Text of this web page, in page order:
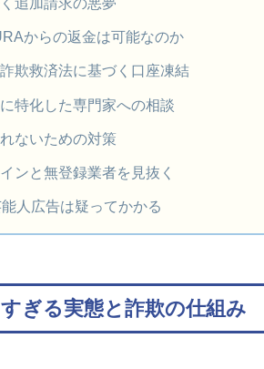
からの返金は可能なのか
欺救済法に基づく口座凍結
特化した専門家への相談
ないための対策
ンと無登録業者を見抜く
人広告は疑ってかかる
ぎる実態と詐欺の仕組み